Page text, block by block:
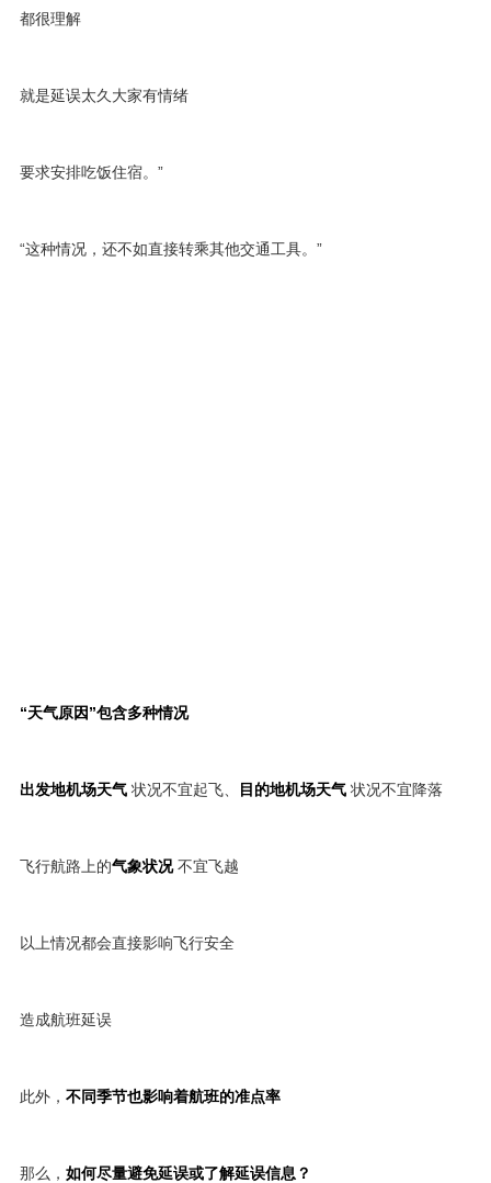
都很理解
就是延误太久大家有情绪
要求安排吃饭住宿。”
“这种情况，还不如直接转乘其他交通工具。”
“天气原因”包含多种情况
出发地机场天气 状况不宜起飞、 目的地机场天气 状况不宜降落
飞行航路上的气象状况不宜飞越
以上情况都会直接影响飞行安全
造成航班延误
此外， 不同季节也影响着航班的准点率
那么， 如何尽量避免延误或了解延误信息？